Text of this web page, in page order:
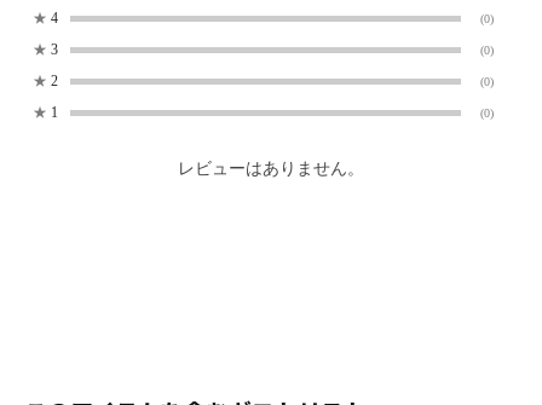
★ 4 (0)
★ 3 (0)
★ 2 (0)
★ 1 (0)
レビューはありません。